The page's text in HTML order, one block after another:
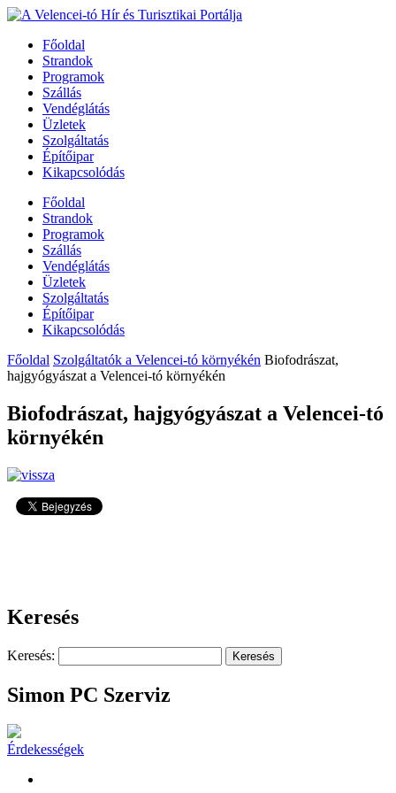
Főoldal
Strandok
Programok
Szállás
Vendéglátás
Üzletek
Szolgáltatás
Építőipar
Kikapcsolódás
Főoldal
Strandok
Programok
Szállás
Vendéglátás
Üzletek
Szolgáltatás
Építőipar
Kikapcsolódás
Főoldal Szolgáltatók a Velencei-tó környékén Biofodrászat,
hajgyógyászat a Velencei-tó környékén
Biofodrászat, hajgyógyászat a Velencei-tó
környékén
Keresés
Keresés:
Simon PC Szerviz
Érdekességek